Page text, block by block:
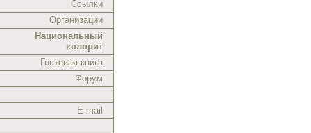
Ссылки
Организации
Национальный
колорит
Гостевая книга
Форум
E-mail